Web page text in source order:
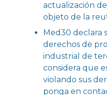
actualización
objeto de la
Med30 declara
derechos de
industrial de
considera que
violando sus
ponga en